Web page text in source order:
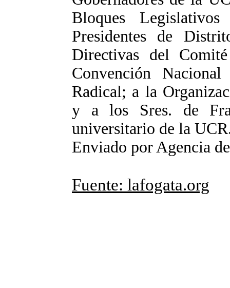
Bloques
Presidentes de
Directivas del
Convención
Radical; a la
y a los Sres. de
universitario de la
Enviado por Agencia
Fuente: lafogata.org